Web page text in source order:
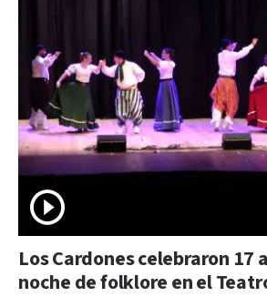
Los Cardones celebraron 17
noche de folklore en el